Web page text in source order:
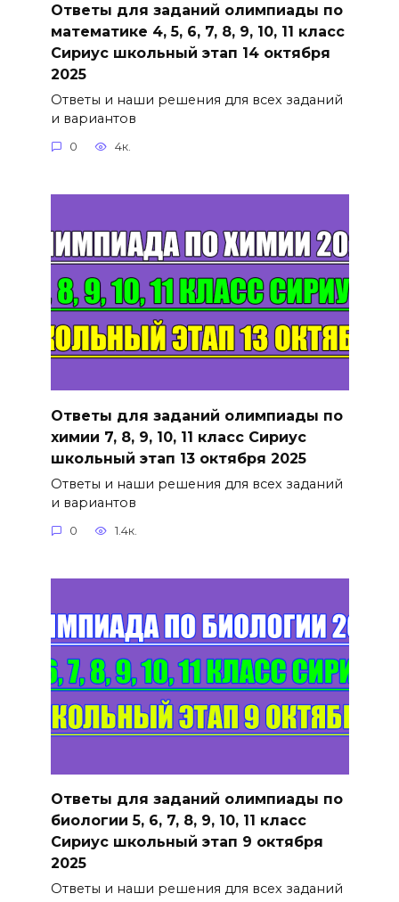
Ответы для заданий олимпиады по
математике 4, 5, 6, 7, 8, 9, 10, 11 класс
Сириус школьный этап 14 октября
2025
Ответы и наши решения для всех заданий
и вариантов
0 4к.
Ответы для заданий олимпиады по
химии 7, 8, 9, 10, 11 класс Сириус
школьный этап 13 октября 2025
Ответы и наши решения для всех заданий
и вариантов
0 1.4к.
Ответы для заданий олимпиады по
биологии 5, 6, 7, 8, 9, 10, 11 класс
Сириус школьный этап 9 октября
2025
Ответы и наши решения для всех заданий